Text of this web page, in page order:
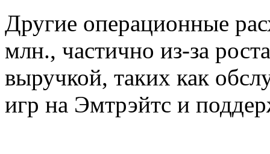
Другие операционные
млн., частично из-за
выручкой, таких как
игр на Эмтрэйтс и